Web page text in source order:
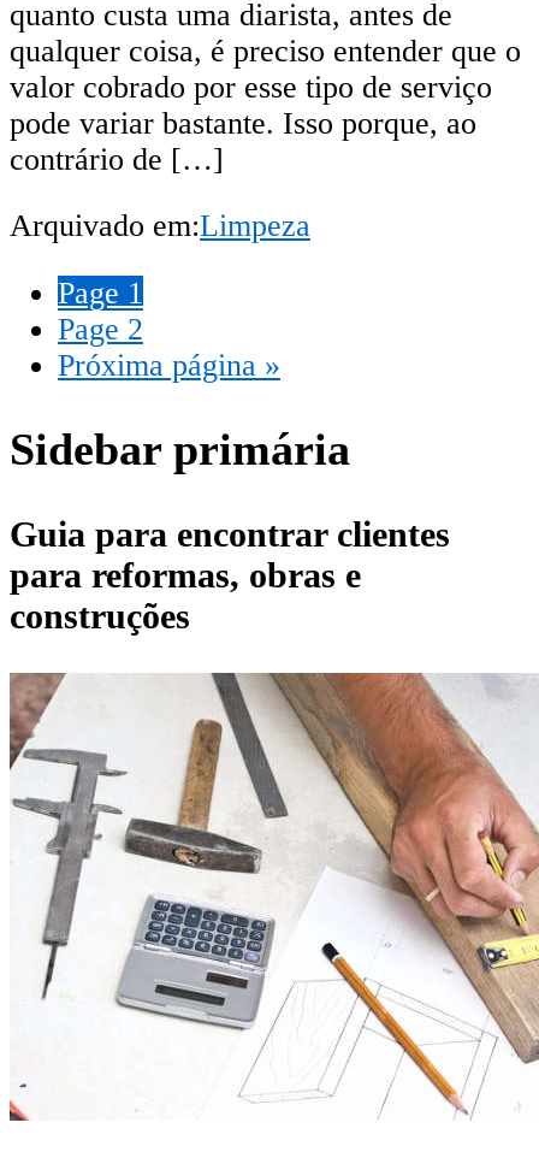
quanto custa uma diarista, antes de
qualquer coisa, é preciso entender que o
valor cobrado por esse tipo de serviço
pode variar bastante. Isso porque, ao
contrário de […]
Arquivado em:Limpeza
Page 1
Page 2
Próxima página »
Sidebar primária
Guia para encontrar clientes
para reformas, obras e
construções